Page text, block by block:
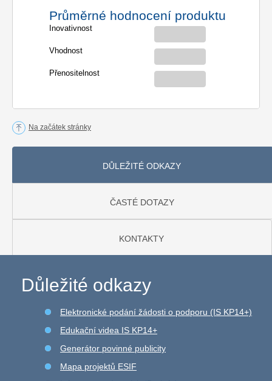
Průměrné hodnocení produktu
Inovativnost
Vhodnost
Přenositelnost
Na začátek stránky
DŮLEŽITÉ ODKAZY
ČASTÉ DOTAZY
KONTAKTY
Důležité odkazy
Elektronické podání žádosti o podporu (IS KP14+)
Edukační videa IS KP14+
Generátor povinné publicity
Mapa projektů ESIF